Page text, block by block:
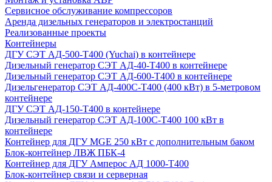
Сервисное обслуживание компрессоров
Аренда дизельных генераторов и электростанций
Реализованные проекты
Контейнеры
ДГУ СЭТ АД-500-Т400 (Yuchai) в контейнере
Дизельный генератор СЭТ АД-40-Т400 в контейнере
Дизельный генератор СЭТ АД-600-Т400 в контейнере
Дизельгенератор СЭТ АД-400С-Т400 (400 кВт) в 5-метровом
контейнере
ДГУ СЭТ АД-150-Т400 в контейнере
Дизельный генератор СЭТ АД-100С-Т400 100 кВт в
контейнере
Контейнер для ДГУ MGE 250 кВт с дополнительным баком
Блок-контейнер ЛВЖ ПБК-4
Контейнер для ДГУ Амперос АД 1000-Т400
Блок-контейнер связи и серверная